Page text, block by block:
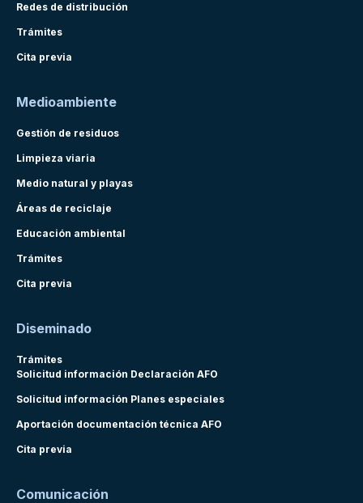
Redes de distribución
Trámites
Cita previa
Medioambiente
Gestión de residuos
Limpieza viaria
Medio natural y playas
Áreas de reciclaje
Educación ambiental
Trámites
Cita previa
Diseminado
Trámites
Solicitud información Declaración AFO
Solicitud información Planes especiales
Aportación documentación técnica AFO
Cita previa
Comunicación